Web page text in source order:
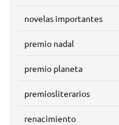
novelas importantes
premio nadal
premio planeta
premiosliterarios
renacimiento